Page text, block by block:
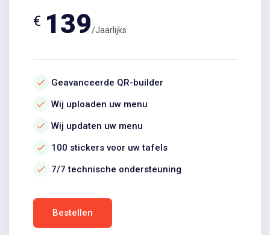
€ 139/Jaarlijks
Geavanceerde QR-builder
Wij uploaden uw menu
Wij updaten uw menu
100 stickers voor uw tafels
7/7 technische ondersteuning
Bestellen